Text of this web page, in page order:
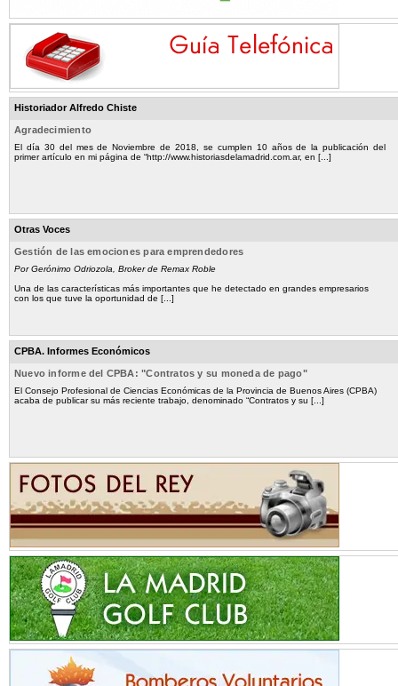
Historiador Alfredo Chiste
Agradecimiento
El día 30 del mes de Noviembre de 2018, se cumplen 10 años de la publicación del
primer artículo en mi página de “http://www.historiasdelamadrid.com.ar, en [...]
Otras Voces
Gestión de las emociones para emprendedores
Por Gerónimo Odriozola, Broker de Remax Roble
Una de las características más importantes que he detectado en grandes empresarios
con los que tuve la oportunidad de [...]
CPBA. Informes Económicos
Nuevo informe del CPBA: "Contratos y su moneda de pago"
El Consejo Profesional de Ciencias Económicas de la Provincia de Buenos Aires (CPBA)
acaba de publicar su más reciente trabajo, denominado “Contratos y su [...]